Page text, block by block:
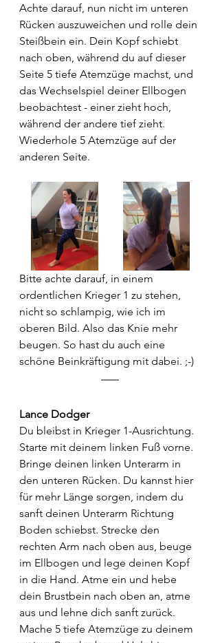
Achte darauf, nun nicht im unteren
Rücken auszuweichen und rolle dein
Steißbein ein. Dein Kopf schiebt
nach oben, während du auf dieser
Seite 5 tiefe Atemzüge machst, und
das Wechselspiel deiner Ellbogen
beobachtest - einer zieht hoch,
während der andere tief zieht.
Wiederhole 5 Atemzüge auf der
anderen Seite.
Bitte achte darauf, in einem
ordentlichen Krieger 1 zu stehen,
nicht so schlampig, wie ich im
oberen Bild. Also das Knie mehr
beugen. So hast du auch eine
schöne Beinkräftigung mit dabei. ;-)
Lance Dodger
Du bleibst in Krieger 1-Ausrichtung.
Starte mit deinem linken Fuß vorne.
Bringe deinen linken Unterarm in
den unteren Rücken. Du kannst hier
für mehr Länge sorgen, indem du
sanft deinen Unterarm Richtung
Boden schiebst. Strecke den
rechten Arm nach oben aus, beuge
im Ellbogen und lege deinen Kopf
in die Hand. Atme ein und hebe
dein Brustbein nach oben an, atme
aus und lehne dich sanft zurück.
Mache 5 tiefe Atemzüge zu deinem